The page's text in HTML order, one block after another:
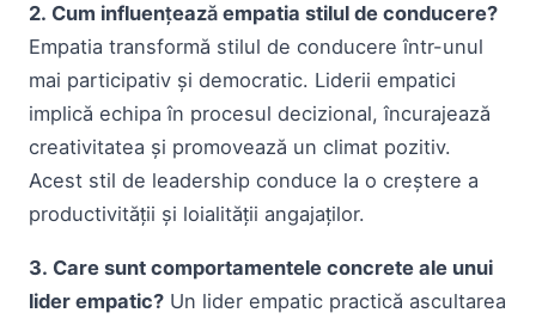
2. Cum influențează empatia stilul de conducere?
Empatia transformă stilul de conducere într-unul
mai participativ și democratic. Liderii empatici
implică echipa în procesul decizional, încurajează
creativitatea și promovează un climat pozitiv.
Acest stil de leadership conduce la o creștere a
productivității și loialității angajaților.
3. Care sunt comportamentele concrete ale unui
lider empatic? Un lider empatic practică ascultarea